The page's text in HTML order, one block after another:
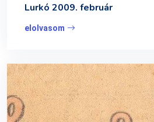
Lurkó 2009. február
elolvasom